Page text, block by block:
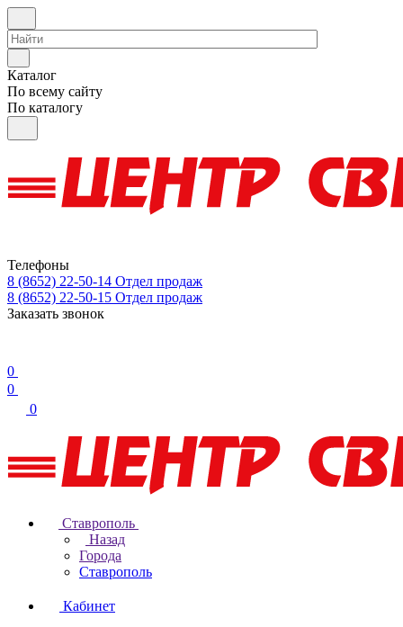
Каталог
По всему сайту
По каталогу
Телефоны
8 (8652) 22-50-14 Отдел продаж
8 (8652) 22-50-15 Отдел продаж
Заказать звонок
0
0
0
Ставрополь
Назад
Города
Ставрополь
Кабинет